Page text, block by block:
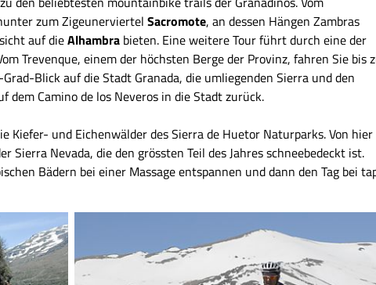
zum ZigeunerviertelSacromote, an dessen Hängen Zambras
auf dieAlhambra bieten. Eine weitere Tour führt durch eine der
Trevenque, einem der höchsten Berge der Provinz, fahren Sie bis
Blick auf die Stadt Granada, die umliegenden Sierra und den
dem Camino de los Neveros in die Stadt zurück.
und Eichenwälder des Sierra de Huetor Naturparks. Von hier
Sierra Nevada, die den grössten Teil des Jahres schneebedeckt ist.
Bädern bei einer Massage entspannen und dann den Tag bei